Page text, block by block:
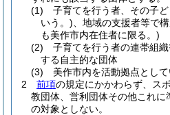
(1)
子育てを行う者、その子ど
いう。) 、地域の支援者等で
も美作市内在住者に限る。)
(2)
子育てを行う者の連帯組
する自主的な団体
(3)
美作市内を活動拠点とし
2
前項の規定にかかわらず、ス
教団体、営利団体その他これ
の対象としない。